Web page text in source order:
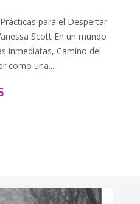
para el Despertar
Scott En un mundo
inmediatas, Camino del
como una...